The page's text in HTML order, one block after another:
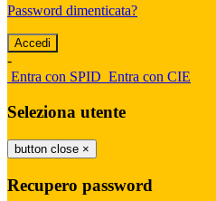
Password dimenticata?
-
Entra con SPID Entra con CIE
Seleziona utente
button close ×
Recupero password